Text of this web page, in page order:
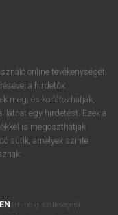
online tevékenységét.
a hirdetők
meg, és korlátozhatják,
láthat egy hirdetést. Ezek a
is megoszthatják
sütik, amelyek szinte
(mindig szükséges)